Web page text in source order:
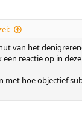
van het
reactie op in
met hoe objectief